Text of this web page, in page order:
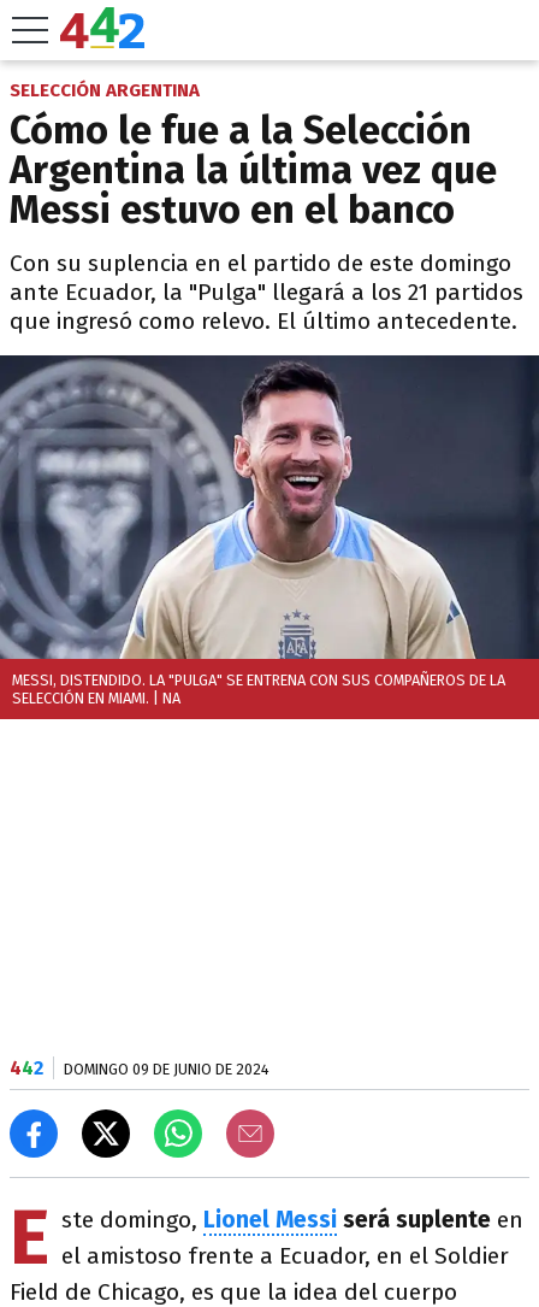
SELECCIÓN ARGENTINA
Cómo le fue a la Selección
Argentina la última vez que
Messi estuvo en el banco
Con su suplencia en el partido de este domingo
ante Ecuador, la "Pulga" llegará a los 21 partidos
que ingresó como relevo. El último antecedente.
MESSI, DISTENDIDO. LA "PULGA" SE ENTRENA CON SUS COMPAÑEROS DE LA
SELECCIÓN EN MIAMI. | NA
442 DOMINGO 09 DE JUNIO DE 2024
E ste domingo, Lionel Messi será suplente en
el amistoso frente a Ecuador, en el Soldier
Field de Chicago, es que la idea del cuerpo